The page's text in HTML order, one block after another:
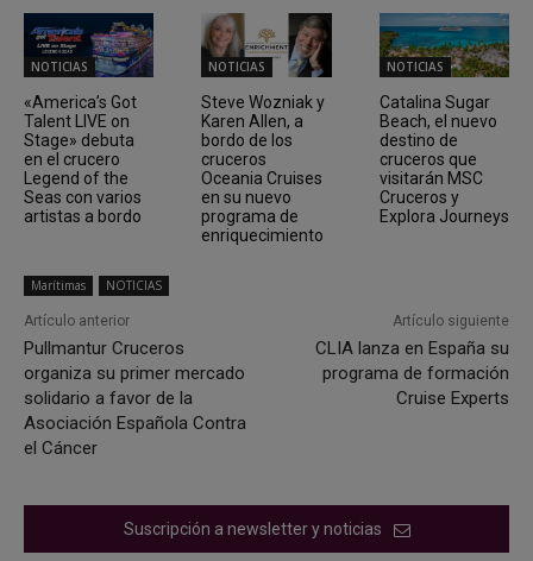
NOTICIAS
«America’s Got
Talent LIVE on
Stage» debuta
en el crucero
Legend of the
Seas con varios
artistas a bordo
NOTICIAS
Steve Wozniak y
Karen Allen, a
bordo de los
cruceros
Oceania Cruises
en su nuevo
programa de
enriquecimiento
NOTICIAS
Catalina Sugar
Beach, el nuevo
destino de
cruceros que
visitarán MSC
Cruceros y
Explora Journeys
Marítimas NOTICIAS
Artículo anterior
Pullmantur Cruceros
organiza su primer mercado
solidario a favor de la
Asociación Española Contra
el Cáncer
Artículo siguiente
CLIA lanza en España su
programa de formación
Cruise Experts
Suscripción a newsletter y noticias